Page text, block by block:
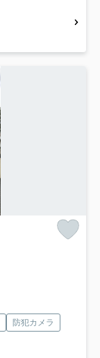
防犯カメラ